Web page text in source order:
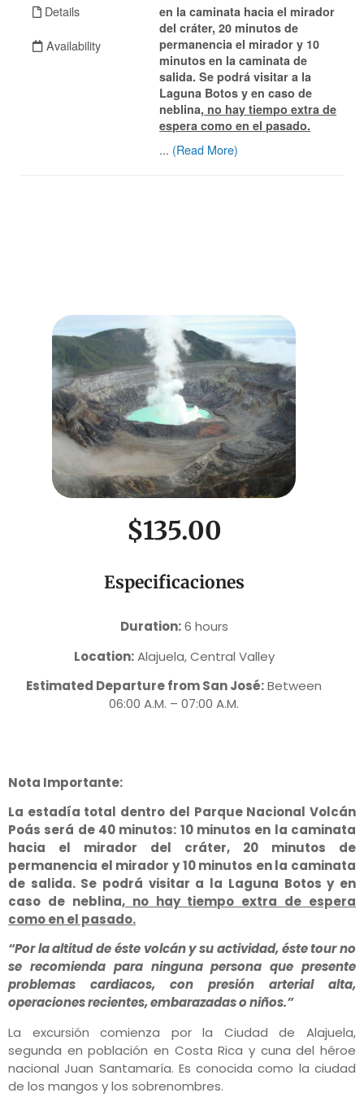
$135.00
Especificaciones
Duration:6 hours
Location:Alajuela, Central Valley
Estimated Departure from San José:Between
06:00 A.M. – 07:00 A.M.
Nota Importante:
La estadía total dentro del Parque Nacional Volcán
Poás será de 40 minutos: 10 minutos en la caminata
hacia el mirador del cráter, 20 minutos de
permanencia el mirador y 10 minutos en la caminata
de salida. Se podrá visitar a la Laguna Botos y en
caso de neblina,no hay tiempo extra de espera
como en el pasado.
“Por la altitud de éste volcán y su actividad, éste tour no
se recomienda para ninguna persona que presente
problemas cardiacos, con presión arterial alta,
operaciones recientes, embarazadas o niños.”
La excursión comienza por la Ciudad de Alajuela,
segunda en población en Costa Rica y cuna del héroe
nacional Juan Santamaría. Es conocida como la ciudad
de los mangos y los sobrenombres.